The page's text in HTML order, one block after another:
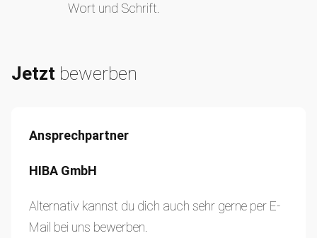
Wort und Schrift.
Jetzt bewerben
Ansprechpartner
HIBA GmbH
Alternativ kannst du dich auch sehr gerne per E-
Mail bei uns bewerben.